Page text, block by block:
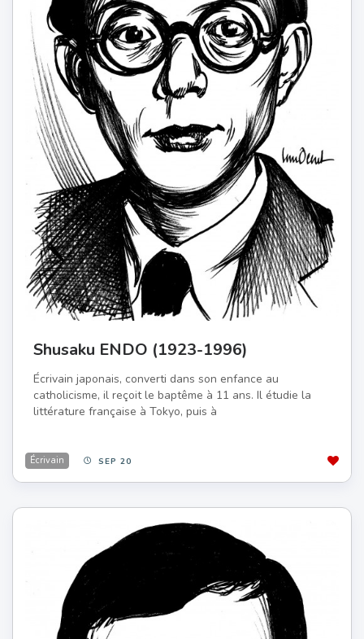
Shusaku ENDO (1923-1996)
Écrivain japonais, converti dans son enfance au
catholicisme, il reçoit le baptême à 11 ans. Il étudie la
littérature française à Tokyo, puis à
Écrivain SEP 20